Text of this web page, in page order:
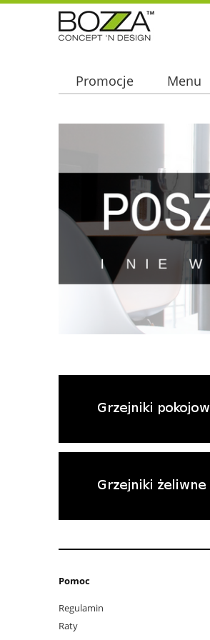
Promocje Menu
Pomoc
Regulamin
Raty